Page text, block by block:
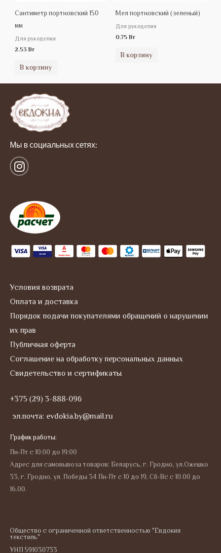
Сантиметр портновский 150
мм
Для рукоделия
2.53 Br
В корзину
Мел портновский (зеленый)
Для рукоделия
0.75 Br
В корзину
Мы в социальных сетях:
I
n
a
g
r
a
m
Условия возврата
Оплата и доставка
Порядок подачи покупателями обращений о нарушении
их прав
Публичная оферта
Соглашение на обработку персональных данных
Свидетельство и сертификаты
+375 (29) 3-888-096
эл.почта: evdokia.by@mail.ru
График работы:
Пн-Пт с 10:00 до 19:00
Адрес для самовывоза товаров: Беларусь, г. Гродно, ул.Ожешко
33, г. Гродно, ул. Победы 34 Пн-Пт с 10 до 19, Сб-Вс с 10.00 до
16.00.
Общество с ограниченной ответственностью "Евдокия
текстиль"
УНП 591030733